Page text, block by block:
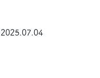
2025.07.04